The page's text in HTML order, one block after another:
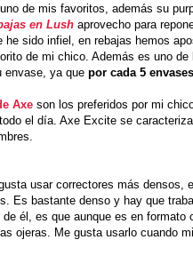
de mis favoritos, además su
en Lush aprovecho para
sido infiel, en rebajas hemos
de mi chico. Además es uno de
envase, ya que por cada 5
Axe son los preferidos por mi
el día. Axe Excite se
usar correctores más densos,
Es bastante denso y hay que
él, es que aunque es en
ojeras. Me gusta usarlo cuando